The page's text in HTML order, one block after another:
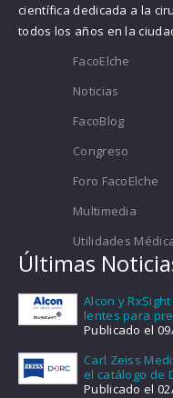
científica dedicada a la
todos los años en la
FacoElche
Noticias
FacoBlog
Congreso
Foro FacoElche
Multimedia
Utilidades
Últimas
Alcon y
lentes para
Publicado el
Carl Zeiss
el catálogo de
Publicado el